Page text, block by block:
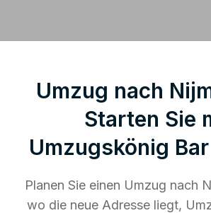
Umzug nach
Starten Sie
Umzugskönig
Planen Sie einen Umzug nach
wo die neue Adresse liegt,